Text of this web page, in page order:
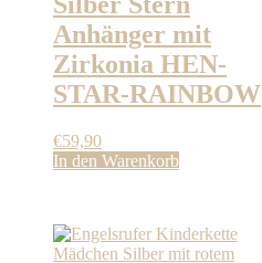
Anhänger mit
Zirkonia HEN-
STAR-RAINBOW
€59,90
In den Warenkorb